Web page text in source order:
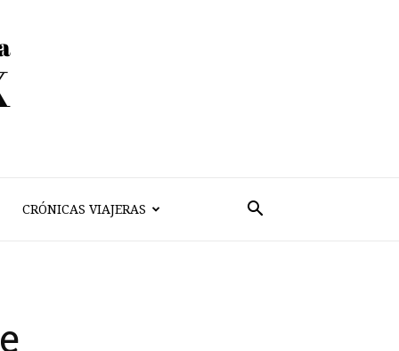
CRÓNICAS VIAJERAS